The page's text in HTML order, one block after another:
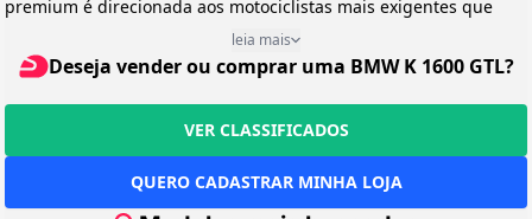
Não disponível
Freio:
N/D
Preço Sugerido:
Não disponível
Líquido
premium é direcionada aos motociclistas mais exigentes que
buscam o máximo em conforto, potência e sofisticação, sem abrir
mão da tradicional engenharia alemã. Posicionada como a
flagship da linha touring da BMW, a K 1600 GTL é a companheira
ideal para quem sonha em cruzar continentes sobre duas rodas
com o mínimo de fadiga e o máximo de prazer.
Design e Categoria
Pertencente à prestigiada categoria Grand Touring, a K 1600 GTL
exibe um design imponente e elegante, com carenagens fluidas
leia mais
Deseja vender ou comprar uma BMW K 1600 GTL?
VER CLASSIFICADOS
QUERO CADASTRAR MINHA LOJA